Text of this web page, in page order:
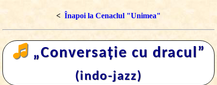
< Înapoi la Cenaclul "Unimea"
🎜„Conversaţie cu dracul”
(indo-jazz)